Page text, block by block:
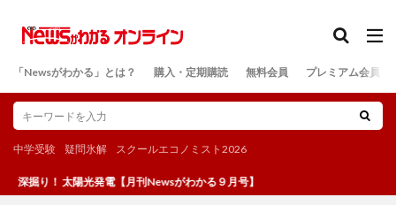
「Newsがわかる」とは？ 購入・定期購読 無料会員 プレミアム会員
中学受験 疑問氷解 スクールエコノミスト2026
太陽光発電【月刊Newsがわかる９月号】
検索